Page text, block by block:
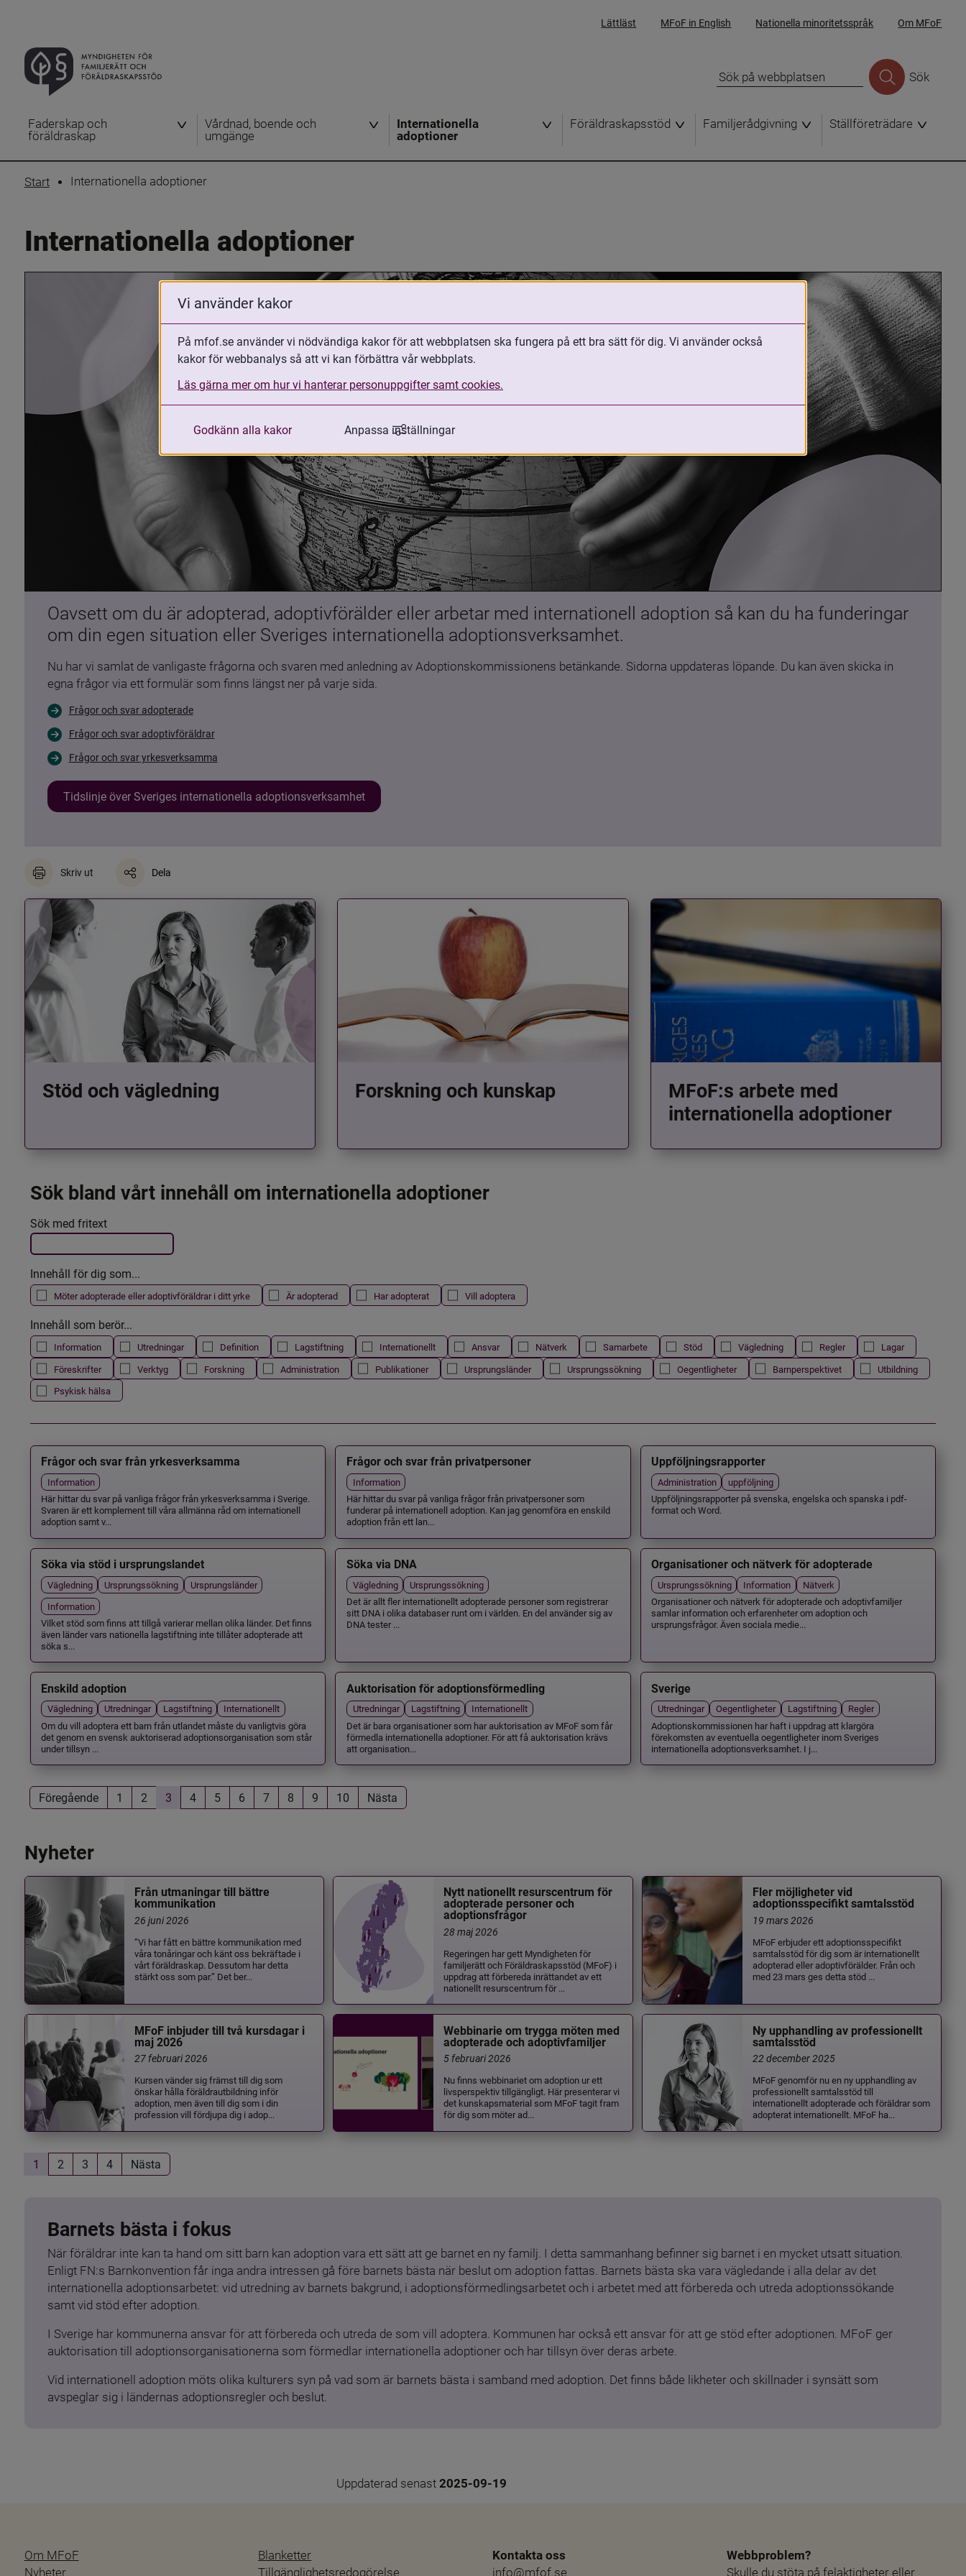
Lättläst MFoF in English Nationella minoritetsspråk Om MFoF
Sök
Faderskap och
föräldraskap
Vårdnad, boende och
umgänge
Internationella
adoptioner
Föräldraskapsstöd Familjerådgivning Ställföreträdare
Start Internationella adoptioner
Internationella adoptioner
Oavsett om du är adopterad, adoptivförälder eller arbetar med internationell adoption så kan du ha funderingar
om din egen situation eller Sveriges internationella adoptionsverksamhet.
Nu har vi samlat de vanligaste frågorna och svaren med anledning av Adoptionskommissionens betänkande. Sidorna uppdateras löpande. Du kan även skicka in
egna frågor via ett formulär som finns längst ner på varje sida.
Frågor och svar adopterade
Frågor och svar adoptivföräldrar
Frågor och svar yrkesverksamma
Tidslinje över Sveriges internationella adoptionsverksamhet
Skriv ut Dela
Stöd och vägledning Forskning och kunskap
MFoF:s arbete med
internationella adoptioner
Sök bland vårt innehåll om internationella adoptioner
Filtrera resultatet
Det här formuläret postas automatiskt
Sök med fritext
Innehåll för dig som...
Möter adopterade eller adoptivföräldrar i ditt yrke Är adopterad Har adopterat Vill adoptera
Innehåll som berör...
Information Utredningar Definition Lagstiftning Internationellt Ansvar Nätverk Samarbete Stöd Vägledning Regler
Lagar
Föreskrifter
Verktyg Forskning Administration Publikationer Ursprungsländer Ursprungssökning Oegentligheter Barnperspektivet
Utbildning
Psykisk hälsa
Frågor och svar från yrkesverksamma
Information
Här hittar du svar på vanliga frågor från yrkesverksamma i Sverige.
Svaren är ett komplement till våra allmänna råd om internationell
adoption samt v...
Frågor och svar från privatpersoner
Information
Här hittar du svar på vanliga frågor från privatpersoner som
funderar på internationell adoption. Kan jag genomföra en enskild
adoption från ett lan...
Uppföljningsrapporter
Administration
uppföljning
Uppföljningsrapporter på svenska, engelska och spanska i pdf-
format och Word.
Söka via stöd i ursprungslandet
Vägledning Ursprungssökning
Ursprungsländer
Information
Vilket stöd som finns att tillgå varierar mellan olika länder. Det finns
även länder vars nationella lagstiftning inte tillåter adopterade att
söka s...
Söka via DNA
Vägledning
Ursprungssökning
Det är allt fler internationellt adopterade personer som registrerar
sitt DNA i olika databaser runt om i världen. En del använder sig av
DNA tester ...
Organisationer och nätverk för adopterade
Ursprungssökning Information
Nätverk
Organisationer och nätverk för adopterade och adoptivfamiljer
samlar information och erfarenheter om adoption och
ursprungsfrågor. Även sociala medie...
Enskild adoption
Vägledning Utredningar Lagstiftning
Internationellt
Om du vill adoptera ett barn från utlandet måste du vanligtvis göra
det genom en svensk auktoriserad adoptionsorganisation som står
under tillsyn ...
Auktorisation för adoptionsförmedling
Utredningar Lagstiftning
Internationellt
Det är bara organisationer som har auktorisation av MFoF som får
förmedla internationella adoptioner. För att få auktorisation krävs
att organisation...
Sverige
Utredningar Oegentligheter Lagstiftning
Regler
Adoptionskommissionen har haft i uppdrag att klargöra
förekomsten av eventuella oegentligheter inom Sveriges
internationella adoptionsverksamhet. I j...
Föregående 1 2 3 4 5 6 7 8 9 10 Nästa
Nyheter
Från utmaningar till bättre
kommunikation
26 juni 2026
”Vi har fått en bättre kommunikation med
våra tonåringar och känt oss bekräftade i
vårt föräldraskap. Dessutom har detta
stärkt oss som par.” Det ber...
Nytt nationellt resurscentrum för
adopterade personer och
adoptionsfrågor
28 maj 2026
Regeringen har gett Myndigheten för
familjerätt och Föräldraskapsstöd (MFoF) i
uppdrag att förbereda inrättandet av ett
nationellt resurscentrum för ...
Fler möjligheter vid
adoptionsspecifikt samtalsstöd
19 mars 2026
MFoF erbjuder ett adoptionsspecifikt
samtalsstöd för dig som är internationellt
adopterad eller adoptivförälder. Från och
med 23 mars ges detta stöd ...
MFoF inbjuder till två kursdagar i
maj 2026
27 februari 2026
Kursen vänder sig främst till dig som
önskar hålla föräldrautbildning inför
adoption, men även till dig som i din
profession vill fördjupa dig i adop...
Webbinarie om trygga möten med
adopterade och adoptivfamiljer
5 februari 2026
Nu finns webbinariet om adoption ur ett
livsperspektiv tillgängligt. Här presenterar vi
det kunskapsmaterial som MFoF tagit fram
för dig som möter ad...
Ny upphandling av professionellt
samtalsstöd
22 december 2025
MFoF genomför nu en ny upphandling av
professionellt samtalsstöd till
internationellt adopterade och föräldrar som
adopterat internationellt. MFoF ha...
1 2 3 4 Nästa
Barnets bästa i fokus
När föräldrar inte kan ta hand om sitt barn kan adoption vara ett sätt att ge barnet en ny familj. I detta sammanhang befinner sig barnet i en mycket utsatt situation.
Enligt FN:s Barnkonvention får inga andra intressen gå före barnets bästa när beslut om adoption fattas. Barnets bästa ska vara vägledande i alla delar av det
internationella adoptionsarbetet: vid utredning av barnets bakgrund, i adoptionsförmedlingsarbetet och i arbetet med att förbereda och utreda adoptionssökande
samt vid stöd efter adoption.
I Sverige har kommunerna ansvar för att förbereda och utreda de som vill adoptera. Kommunen har också ett ansvar för att ge stöd efter adoptionen. MFoF ger
auktorisation till adoptionsorganisationerna som förmedlar internationella adoptioner och har tillsyn över deras arbete.
Vid internationell adoption möts olika kulturers syn på vad som är barnets bästa i samband med adoption. Det finns både likheter och skillnader i synsätt som
avspeglar sig i ländernas adoptionsregler och beslut.
Uppdaterad senast 2025-09-19
Om MFoF
Nyheter
Blanketter
Tillgänglighetsredogörelse
Kontakta oss
info@mfof.se
Webbproblem?
Skulle du stöta på felaktigheter eller
Vi använder kakor
På mfof.se använder vi nödvändiga kakor för att webbplatsen ska fungera på ett bra sätt för dig. Vi använder också
kakor för webbanalys så att vi kan förbättra vår webbplats.
Läs gärna mer om hur vi hanterar personuppgifter samt cookies.
Godkänn alla kakor Anpassa inställningar